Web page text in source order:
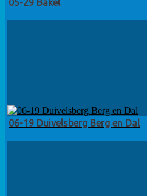
05-29 Bakel
06-19 Duivelsberg Berg en Dal